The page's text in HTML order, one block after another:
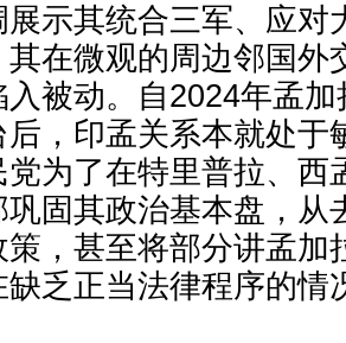
示其统合三军、应对
在微观的周边邻国外
被动。自2024年孟加
，印孟关系本就处于
党为了在特里普拉、西
巩固其政治基本盘，从
策，甚至将部分讲孟加
乏正当法律程序的情